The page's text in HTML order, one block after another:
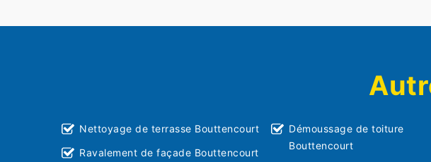
Nettoyage de terrasse Bouttencourt
Ravalement de façade Bouttencourt
Démoussage de toiture
Bouttencourt